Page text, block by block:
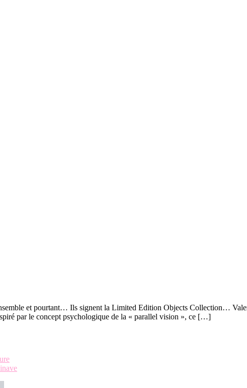
et pourtant… Ils signent la Limited Edition Objects Collection…
par le concept psychologique de la « parallel vision », ce […]